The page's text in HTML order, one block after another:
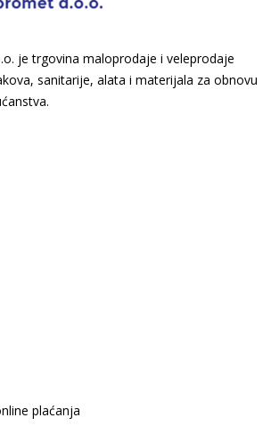
je trgovina maloprodaje i veleprodaje
sanitarije, alata i materijala za obnovu
plaćanja